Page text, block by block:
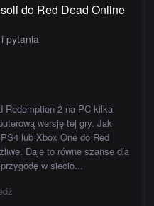
do Red Dead Online
pytania
Redemption 2 na PC kilka
wersję tej gry. Jak
lub Xbox One do Red
Daje to równe szanse dla
w siecio...